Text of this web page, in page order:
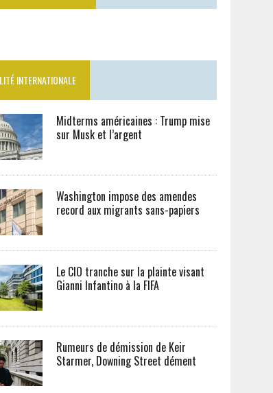
INTERNATIONALE
Midterms américaines : Trump mise
sur Musk et l’argent
Washington impose des amendes
record aux migrants sans-papiers
Le CIO tranche sur la plainte visant
Gianni Infantino à la FIFA
Rumeurs de démission de Keir
Starmer, Downing Street dément